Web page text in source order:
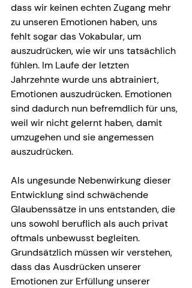
dass wir keinen echten Zugang mehr
zu unseren Emotionen haben, uns
fehlt sogar das Vokabular, um
auszudrücken, wie wir uns tatsächlich
fühlen. Im Laufe der letzten
Jahrzehnte wurde uns abtrainiert,
Emotionen auszudrücken. Emotionen
sind dadurch nun befremdlich für uns,
weil wir nicht gelernt haben, damit
umzugehen und sie angemessen
auszudrücken.
Als ungesunde Nebenwirkung dieser
Entwicklung sind schwächende
Glaubenssätze in uns entstanden, die
uns sowohl beruflich als auch privat
oftmals unbewusst begleiten.
Grundsätzlich müssen wir verstehen,
dass das Ausdrücken unserer
Emotionen zur Erfüllung unserer